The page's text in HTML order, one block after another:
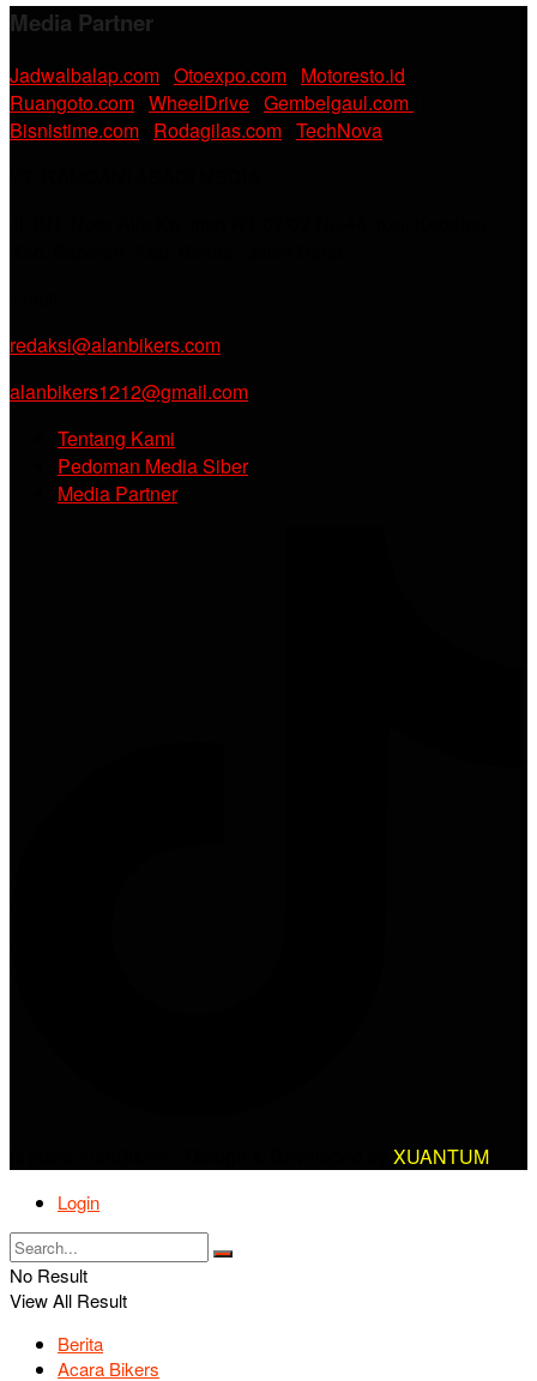
Media Partner
Jadwalbalap.com Otoexpo.com Motoresto.id
Ruangoto.com WheelDrive Gembelgaul.com
Bisnistime.com Rodagilas.com TechNova
redaksi@alanbikers.com
alanbikers1212@gmail.com
Tentang Kami
Pedoman Media Siber
Media Partner
XUANTUM
Login
No Result
View All Result
Berita
Acara Bikers